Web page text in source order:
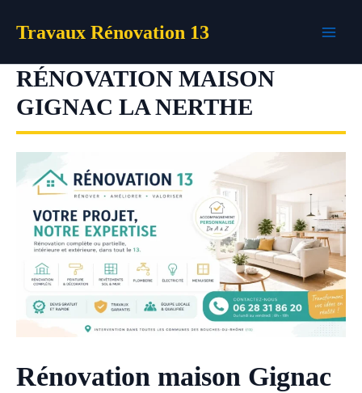
Travaux Rénovation 13
RÉNOVATION MAISON
GIGNAC LA NERTHE
Rénovation maison Gignac